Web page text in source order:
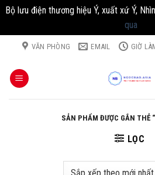
Bộ lưu điện thương hiệu Ý, xuất xứ Ý,
qua
Chuyển
dung
VĂN PHÒNG EMAIL GIỜ
SẢN PHẨM ĐƯỢC GẮN THẺ
LỌC